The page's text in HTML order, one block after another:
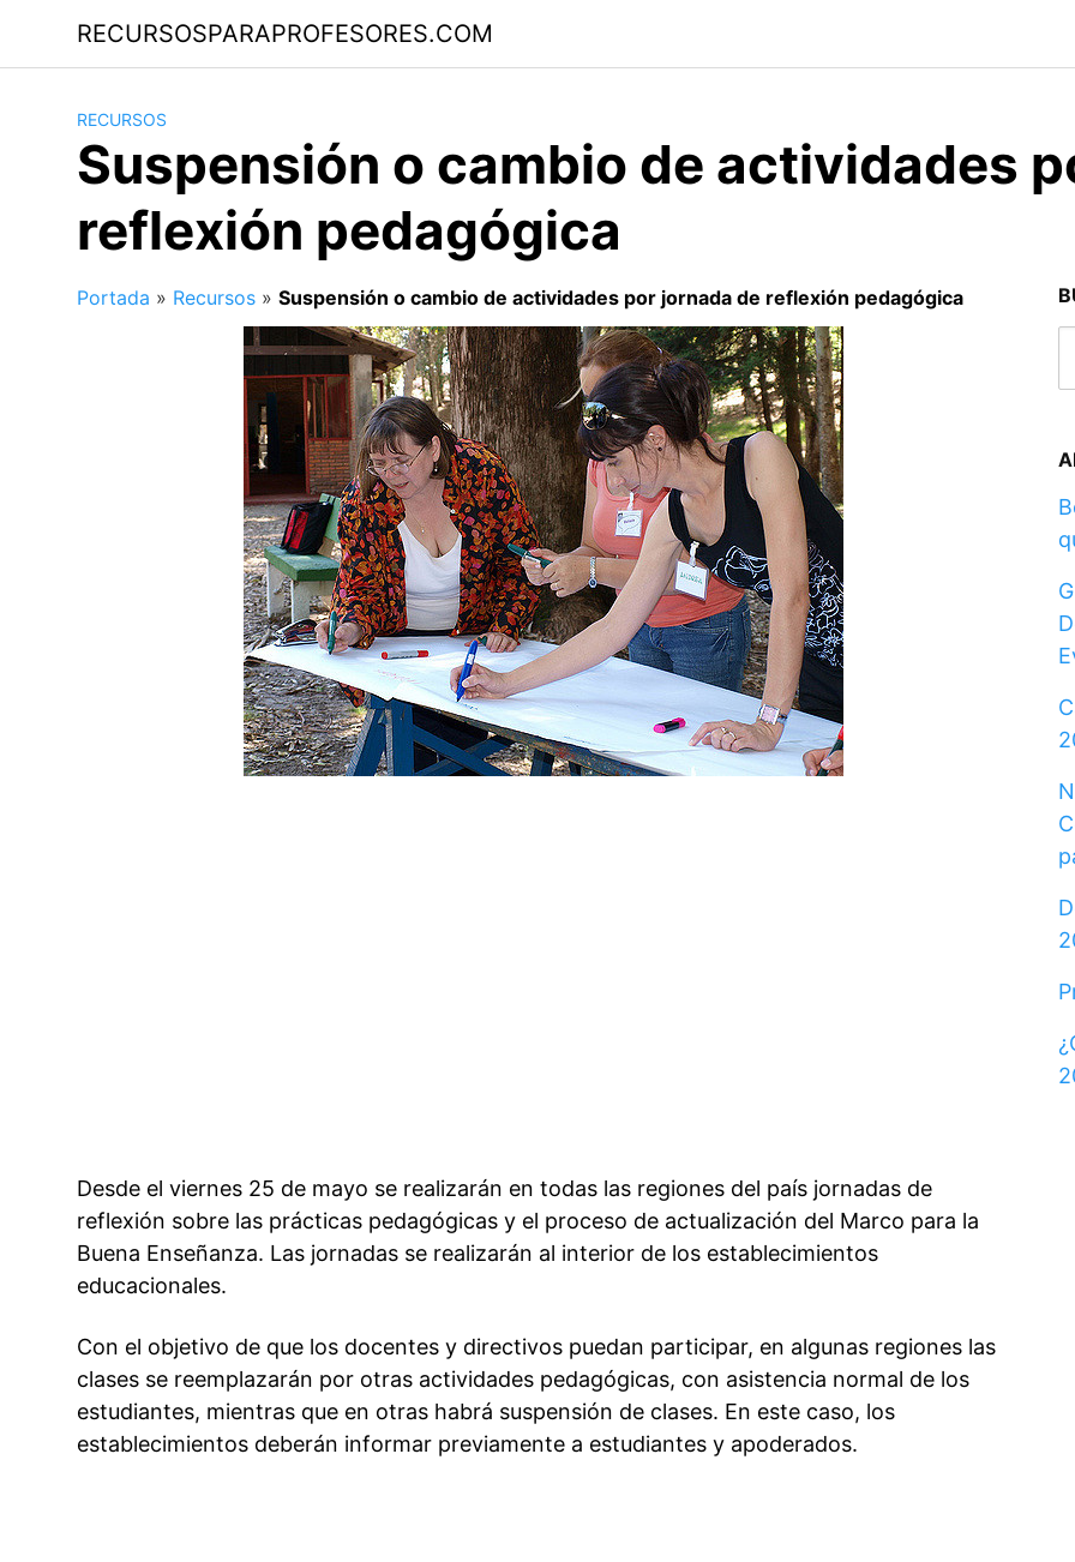
contenido
RECURSOSPARAPROFESORES.COM
RECURSOS
Suspensión o cambio de actividades
reflexión pedagógica
Portada » Recursos » Suspensión o cambio de actividades por jornada de reflexión pedagógica
Desde el viernes 25 de mayo se realizarán en todas las regiones del país jornadas de
reflexión sobre las prácticas pedagógicas y el proceso de actualización del Marco para la
Buena Enseñanza. Las jornadas se realizarán al interior de los establecimientos
educacionales.
Con el objetivo de que los docentes y directivos puedan participar, en algunas regiones las
clases se reemplazarán por otras actividades pedagógicas, con asistencia normal de los
estudiantes, mientras que en otras habrá suspensión de clases. En este caso, los
establecimientos deberán informar previamente a estudiantes y apoderados.